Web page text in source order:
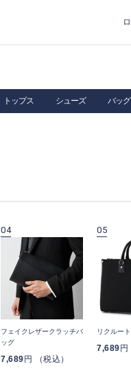
トップス シューズ バッグ
04
フェイクレザークラッチバ
ッグ
7,689 円 （税込）
05
リクルー
7,689 円